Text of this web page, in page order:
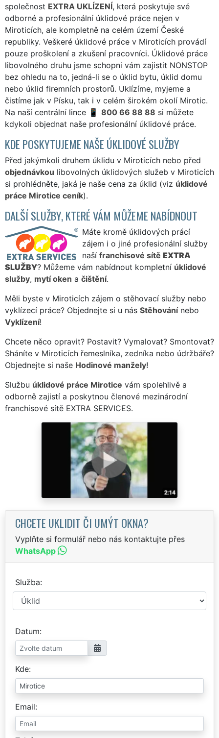
společnost EXTRA UKLÍZENÍ, která poskytuje své
odborné a profesionální úklidové práce nejen v
Miroticích, ale kompletně na celém území České
republiky. Veškeré úklidové práce v Miroticích provádí
pouze proškolení a zkušení pracovníci. Úklidové práce
libovolného druhu jsme schopni vám zajistit NONSTOP
bez ohledu na to, jedná-li se o úklid bytu, úklid domu
nebo úklid firemních prostorů. Uklízíme, myjeme a
čistíme jak v Písku, tak i v celém širokém okolí Mirotic.
Na naší centrální lince
800 66 88 88 si můžete
kdykoli objednat naše profesionální úklidové práce.
KDE POSKYTUJEME NAŠE ÚKLIDOVÉ SLUŽBY
Před jakýmkoli druhem úklidu v Miroticích nebo před
objednávkou libovolných úklidových služeb v Miroticích
si prohlédněte, jaká je naše cena za úklid (viz úklidové
práce Mirotice ceník).
DALŠÍ SLUŽBY, KTERÉ VÁM MŮŽEME NABÍDNOUT
Máte kromě úklidových prácí
zájem i o jiné profesionální služby
naší franchisové sítě EXTRA
SLUŽBY? Můžeme vám nabídnout kompletní úklidové
služby, mytí oken a čištění.
Měli byste v Miroticích zájem o stěhovací služby nebo
vyklízecí práce? Objednejte si u nás Stěhovánínebo
Vyklízení!
Chcete něco opravit? Postavit? Vymalovat? Smontovat?
Sháníte v Miroticích řemeslníka, zedníka nebo údržbáře?
Objednejte si naše Hodinové manžely!
Službu úklidové práce Mirotice vám spolehlivě a
odborně zajistí a poskytnou členové mezinárodní
franchisové sítě EXTRA SERVICES.
CHCETE UKLIDIT ČI UMÝT OKNA?
Vyplňte si formulář nebo nás kontaktujte přes
WhatsApp
Služba
Datum
Kde
Email